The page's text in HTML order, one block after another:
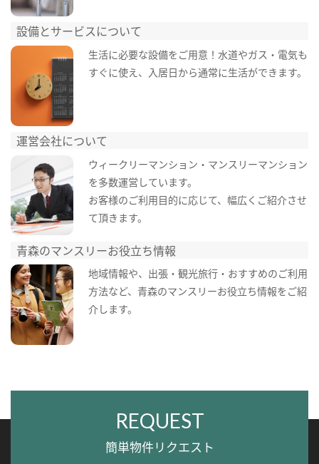
設備とサービスについて
生活に必要な設備をご用意！水道やガス・電気も
すぐに使え、入居日から通常に生活ができます。
運営会社について
ウィークリーマンション・マンスリーマンション
を多数運営しています。
お客様のご利用目的に応じて、幅広くご紹介させ
て頂きます。
青森のマンスリーお役立ち情報
地域情報や、出張・観光旅行・おすすめのご利用
方法など、青森のマンスリーお役立ち情報をご紹
介します。
REQUEST
簡単物件リクエスト